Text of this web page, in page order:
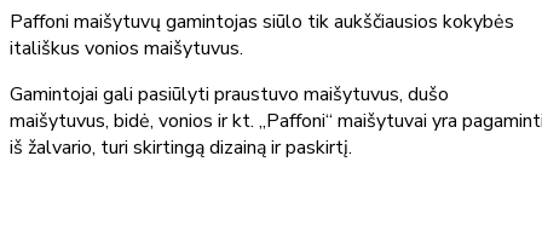
Paffoni maišytuvų gamintojas siūlo tik aukščiausios kokybės
itališkus vonios maišytuvus.
Gamintojai gali pasiūlyti praustuvo maišytuvus, dušo
maišytuvus, bidė, vonios ir kt. „Paffoni“ maišytuvai yra
iš žalvario, turi skirtingą dizainą ir paskirtį.